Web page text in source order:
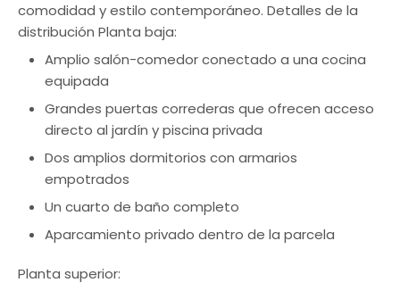
comodidad y estilo contemporáneo. Detalles de la
distribución Planta baja:
Amplio salón-comedor conectado a una cocina
equipada
Grandes puertas correderas que ofrecen acceso
directo al jardín y piscina privada
Dos amplios dormitorios con armarios
empotrados
Un cuarto de baño completo
Aparcamiento privado dentro de la parcela
Planta superior: